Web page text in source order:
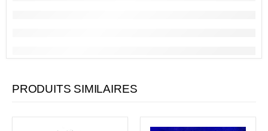
PRODUITS SIMILAIRES